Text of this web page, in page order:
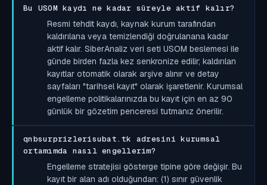
Bu USOM kaydı ne kadar süreyle aktif kalır?
Resmi tehdit kaydı, kaynak kurum tarafından
kaldırılana veya temizlendiği doğrulanana kadar
aktif kalır. SiberAnaliz veri seti USOM beslemesi ile
günde birden fazla kez senkronize edilir; kaldırılan
kayıtlar otomatik olarak arşive alınır ve detay
sayfaları "tarihsel kayıt" olarak işaretlenir. Kurumsal
engelleme politikalarınızda bu kayıt için en az 90
günlük bir gözetim penceresi tutmanız önerilir.
qnbsurprizlerisubat.tk adresini kurumsal
ortamımda nasıl engellerim?
Engelleme stratejisi gösterge tipine göre değişir. Bu
kayıt bir alan adı olduğundan: (1) sınır güvenlik